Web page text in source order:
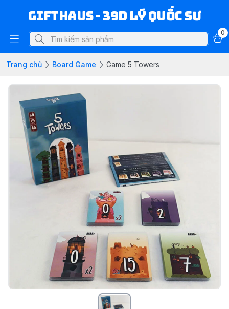
Gifthaus - 39D Lý Quốc Sư
0
Trang chủ Board Game Game 5 Towers